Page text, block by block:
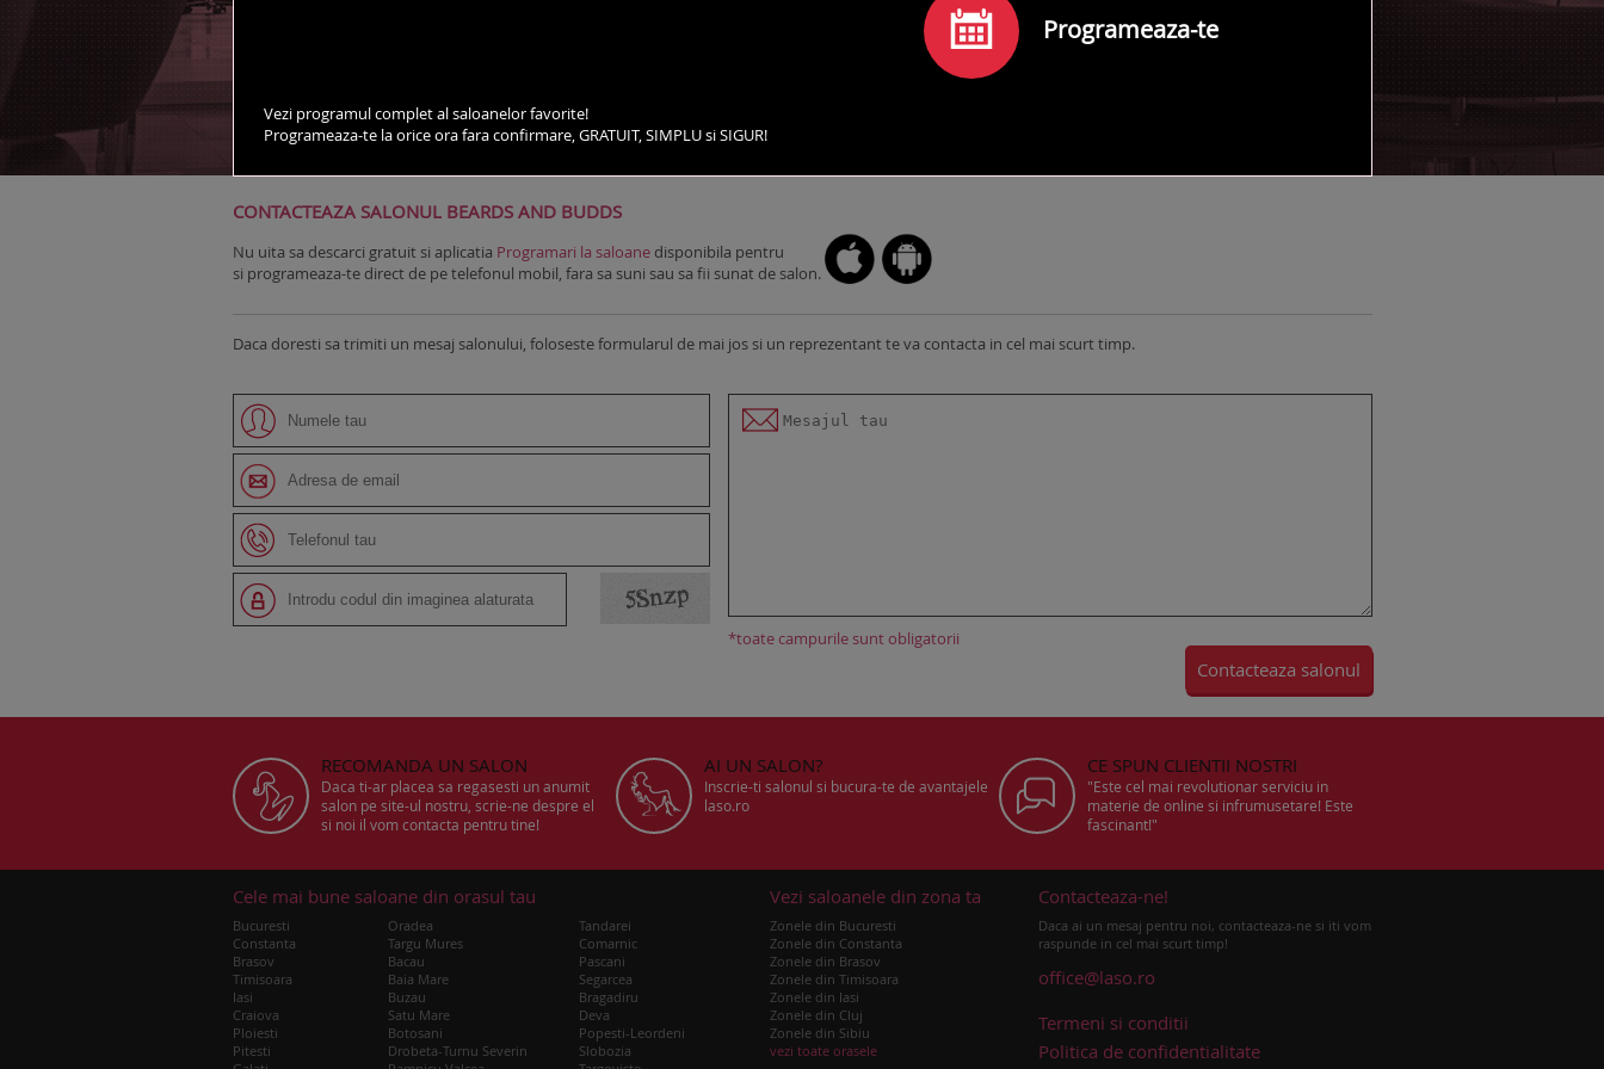
DESPRE SALON SERVICII
CONTACTEAZA SALONUL BEARDS AND BUDDS
Nu uita sa descarci gratuit si aplicatia Programari la saloanedisponibila pentru
si programeaza-te direct de pe telefonul mobil, fara sa suni sau sa fii sunat de salon.
Daca doresti sa trimiti un mesaj salonului, foloseste formularul de mai jos si un reprezentant te va contacta in cel mai scurt timp.
*toate campurile sunt obligatorii
RECOMANDA UN SALON
Daca ti-ar placea sa regasesti un anumit
salon pe site-ul nostru, scrie-ne despre el
si noi il vom contacta pentru tine!
AI UN SALON?
Inscrie-ti salonul si bucura-te de avantajele
laso.ro
CE SPUN CLIENTII NOSTRI
"Este cel mai revolutionar serviciu in
materie de online si infrumusetare! Este
fascinant!"
Cele mai bune saloane din orasul tau
Bucuresti
Constanta
Brasov
Timisoara
Iasi
Craiova
Ploiesti
Pitesti
Oradea
Targu Mures
Bacau
Baia Mare
Buzau
Satu Mare
Botosani
Drobeta-Turnu Severin
Tandarei
Comarnic
Pascani
Segarcea
Bragadiru
Deva
Popesti-Leordeni
Slobozia
Vezi saloanele din zona ta
Zonele din Bucuresti
Zonele din Constanta
Zonele din Brasov
Zonele din Timisoara
Zonele din Iasi
Zonele din Cluj
Zonele din Sibiu
vezi toate orasele
Contacteaza-ne!
Daca ai un mesaj pentru noi, contacteaza-ne si iti vom
raspunde in cel mai scurt timp!
office@laso.ro
Termeni si conditii
Politica de confidentialitate
Programeaza-te
Vezi programul complet al saloanelor favorite!
Programeaza-te la orice ora fara confirmare, GRATUIT, SIMPLU si SIGUR!